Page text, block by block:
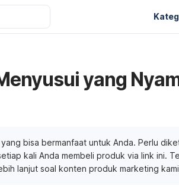
yang
bisa bermanfaat untuk Anda. Perlu
kali Anda membeli produk via link ini.
lanjut soal konten produk marketing kami